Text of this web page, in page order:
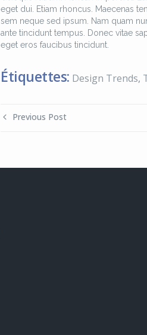
eget dui. Etiam rhoncus. Maecenas
sem neque sed ipsum. Nam quam
ante tincidunt tempus. Donec vitae
eget eros faucibus tincidunt.
Étiquettes: Design Trends,
Previous Post